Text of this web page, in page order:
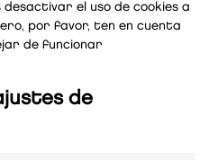
desactivar el uso de cookies a
por favor, ten en cuenta
de funcionar
de